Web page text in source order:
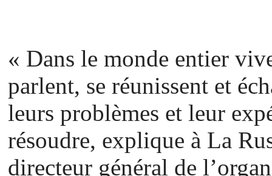
« Dans le monde entier
parlent, se réunissent et
leurs problèmes et leur
résoudre, explique à La
directeur général de